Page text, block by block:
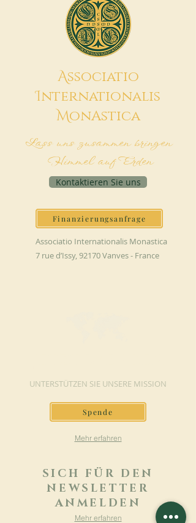
Associatio
Internationalis
MonAstica
Lass uns zusammen bringen
Himmel auf Erden
Kontaktieren Sie uns
Finanzierungsanfrage
Associatio Internationalis Monastica
7 rue d’Issy, 92170 Vanves - France
UNTERSTÜTZEN SIE UNSERE MISSION
Spende
Mehr erfahren
SICH FÜR DEN
NEWSLETTER
ANMELDEN
Mehr erfahren